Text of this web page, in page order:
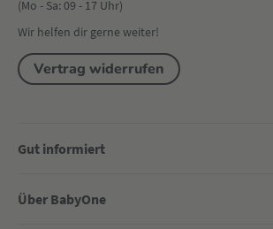
(Mo - Sa: 09 - 17 Uhr)
Wir helfen dir gerne weiter!
Vertrag widerrufen
Gut informiert
Über BabyOne